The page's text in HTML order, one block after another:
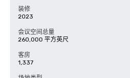
装修
2023
会议空间总量
260,000 平方英尺
客房
1,337